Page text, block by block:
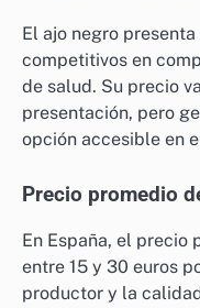
El ajo negro
competitivos en
de salud. Su precio
presentación, pero
opción accesible en
Precio promedio
En España, el precio
entre 15 y 30 euros
productor y la